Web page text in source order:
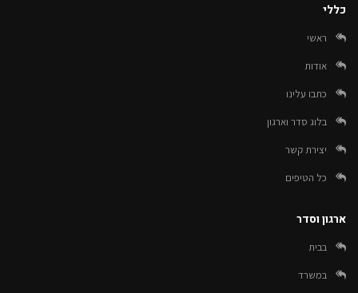
כללי
ראשי
אודות
כתבו עלינו
בלוג סדר וארגון
יצירת קשר
כל הטיפים
ארגון וסדר
בבית
במשרד